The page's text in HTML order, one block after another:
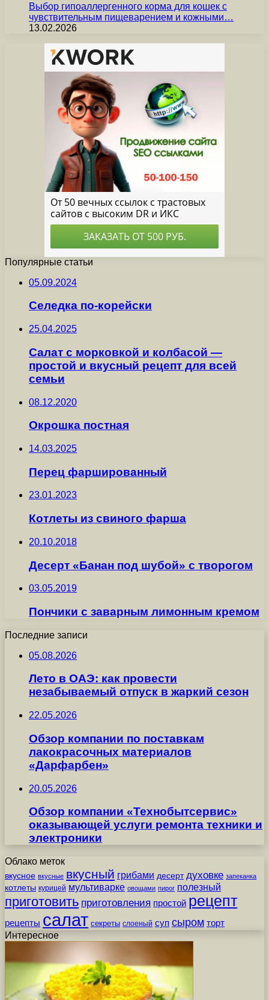
Выбор гипоаллергенного корма для кошек с
чувствительным пищеварением и кожными…
13.02.2026
Популярные статьи
05.09.2024
Селедка по-корейски
25.04.2025
Салат с морковкой и колбасой —
простой и вкусный рецепт для всей
семьи
08.12.2020
Окрошка постная
14.03.2025
Перец фаршированный
23.01.2023
Котлеты из свиного фарша
20.10.2018
Десерт «Банан под шубой» с творогом
03.05.2019
Пончики с заварным лимонным кремом
Последние записи
05.08.2026
Лето в ОАЭ: как провести
незабываемый отпуск в жаркий сезон
22.05.2026
Обзор компании по поставкам
лакокрасочных материалов
«Дарфарбен»
20.05.2026
Обзор компании «Технобытсервис»
оказывающей услуги ремонта техники и
электроники
Облако меток
вкусное вкусные вкусный грибами десерт духовке запеканка
котлеты курицей мультиварке овощами пирог полезный
приготовить приготовления простой рецепт
рецепты салат секреты слоеный суп сыром торт
Интересное